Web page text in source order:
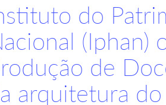
do
(Iphan)
de
arquitetura